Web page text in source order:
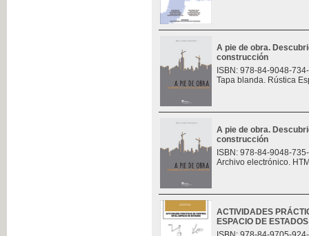
A pie de obra.
construcción
ISBN: 978-84-9048-
Tapa blanda. Rústica
A pie de obra.
construcción
ISBN: 978-84-9048-
Archivo electrónico.
ACTIVIDADES
ESPACIO DE ESTADOS